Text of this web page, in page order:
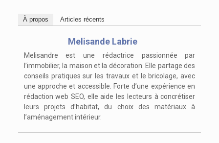
À propos Articles récents
Melisande Labrie
Melisandre est une rédactrice passionnée par
l’immobilier, la maison et la décoration. Elle partage des
conseils pratiques sur les travaux et le bricolage, avec
une approche et accessible. Forte d’une expérience en
rédaction web SEO, elle aide les lecteurs à concrétiser
leurs projets d’habitat, du choix des matériaux à
l’aménagement intérieur.